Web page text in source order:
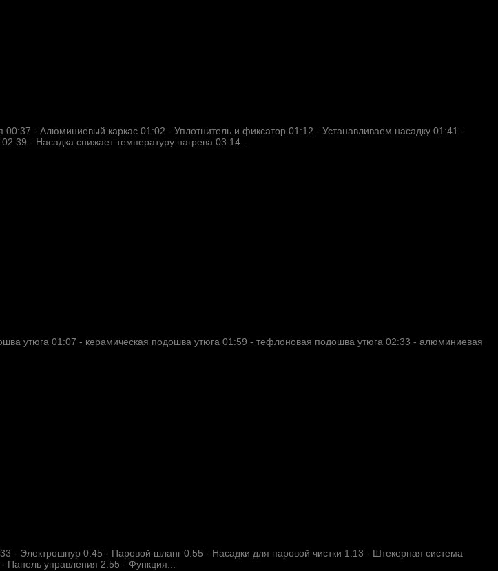
- Алюминиевый каркас 01:02​ - Уплотнитель и фиксатор 01:12​ - Устанавливаем насадку 01:41​ -
- Насадка снижает температуру нагрева 03:14​...
утюга 01:07​ - керамическая подошва утюга 01:59​ - тефлоновая подошва утюга 02:33​ - алюминиевая
- Электрошнур 0:45 - Паровой шланг 0:55 - Насадки для паровой чистки 1:13 - Штекерная система
управления 2:55 - Функция...